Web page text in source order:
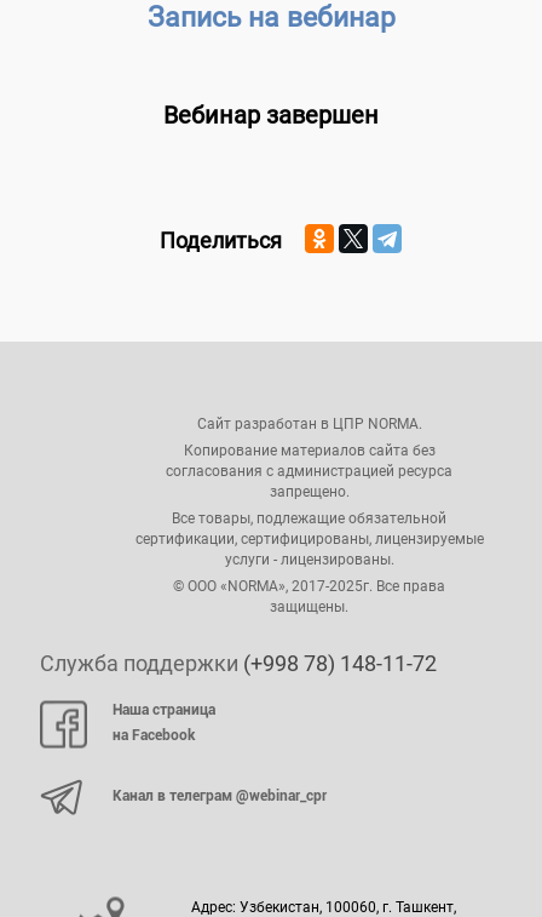
Запись на вебинар
Вебинар завершен
Поделиться
Сайт разработан в ЦПР NORMA.
Копирование материалов сайта без
согласования с администрацией ресурса
запрещено.
Все товары, подлежащие обязательной
сертификации, сертифицированы, лицензируемые
услуги - лицензированы.
© ООО «NORMA», 2017-2025г. Все права
защищены.
Служба поддержки (+998 78) 148-11-72
Наша страница
на Facebook
Канал в телеграм @webinar_cpr
Адрес: Узбекистан, 100060, г. Ташкент,